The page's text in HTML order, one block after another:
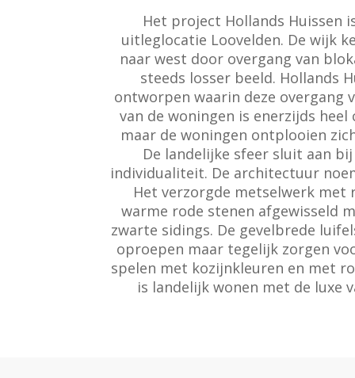
Het project Hollands Huissen
uitleglocatie Loovelden. De wijk
naar west door overgang van
steeds losser beeld. Hollands
ontworpen waarin deze overgang
van de woningen is enerzijds
maar de woningen ontplooien
De landelijke sfeer sluit aan
individualiteit. De architectuur
Het verzorgde metselwerk met
warme rode stenen afgewisseld
zwarte sidings. De gevelbrede
oproepen maar tegelijk zorgen
spelen met kozijnkleuren en met
is landelijk wonen met de luxe